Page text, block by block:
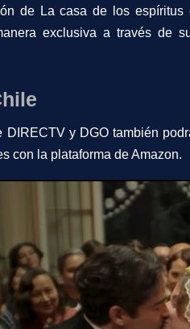
de La casa de los
exclusiva a través de
DIRECTV y DGO también
con la plataforma de Amazon.